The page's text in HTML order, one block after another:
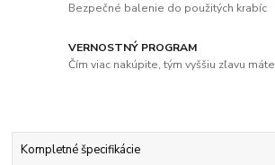
Bezpečné balenie do použitých krabíc
VERNOSTNÝ PROGRAM
Čím viac nakúpite, tým vyššiu zľavu máte
Kompletné špecifikácie